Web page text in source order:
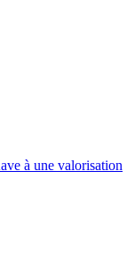
ave à une valorisation